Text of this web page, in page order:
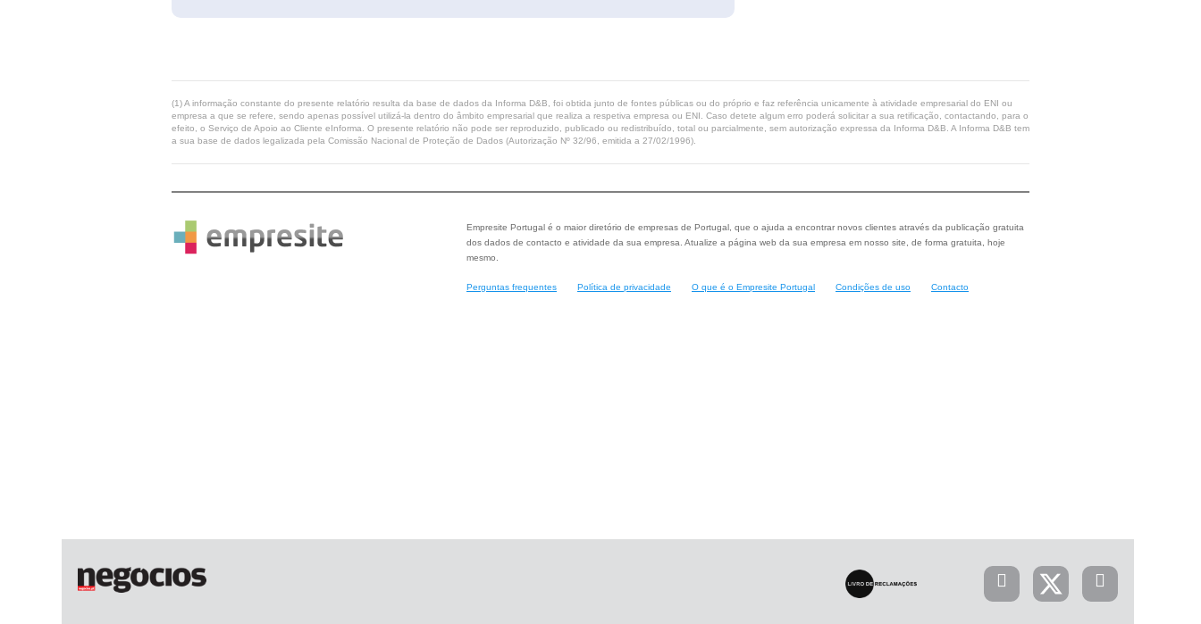
(1) A informação constante do presente relatório resulta da base de dados da Informa D&B, foi obtida junto de fontes públicas ou do próprio e faz referência unicamente à atividade empresarial do ENI ou
empresa a que se refere, sendo apenas possível utilizá-la dentro do âmbito empresarial que realiza a respetiva empresa ou ENI. Caso detete algum erro poderá solicitar a sua retificação, contactando, para o
efeito, o Serviço de Apoio ao Cliente eInforma. O presente relatório não pode ser reproduzido, publicado ou redistribuído, total ou parcialmente, sem autorização expressa da Informa D&B. A Informa D&B tem
a sua base de dados legalizada pela Comissão Nacional de Proteção de Dados (Autorização Nº 32/96, emitida a 27/02/1996).
Empresite Portugal é o maior diretório de empresas de Portugal, que o ajuda a encontrar novos clientes através da publicação gratuita
dos dados de contacto e atividade da sua empresa. Atualize a página web da sua empresa em nosso site, de forma gratuita, hoje
mesmo.
Perguntas frequentes Política de privacidade O que é o Empresite Portugal Condições de uso Contacto